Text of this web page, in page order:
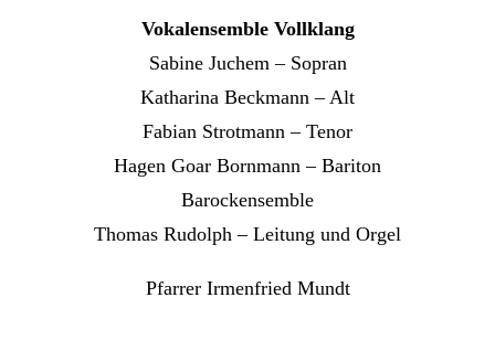
Vokalensemble Vollklang
Sabine Juchem – Sopran
Katharina Beckmann – Alt
Fabian Strotmann – Tenor
Hagen Goar Bornmann – Bariton
Barockensemble
Thomas Rudolph – Leitung und Orgel
Pfarrer Irmenfried Mundt